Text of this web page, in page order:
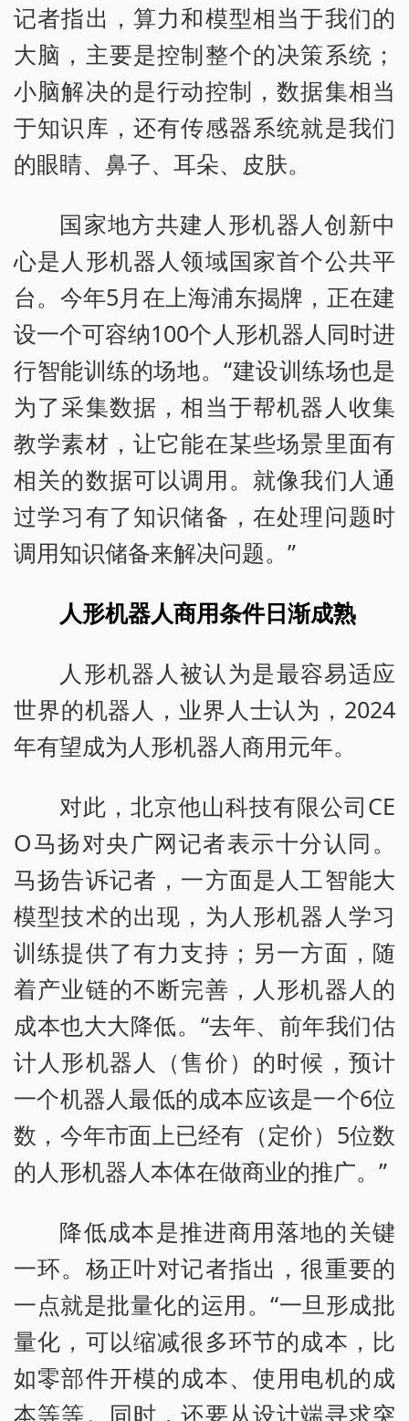
记者指出，算力和模型相当于我们的
大脑，主要是控制整个的决策系统；
小脑解决的是行动控制，数据集相当
于知识库，还有传感器系统就是我们
的眼睛、鼻子、耳朵、皮肤。
国家地方共建人形机器人创新中
心是人形机器人领域国家首个公共平
台。今年5月在上海浦东揭牌，正在建
设一个可容纳100个人形机器人同时进
行智能训练的场地。“建设训练场也是
为了采集数据，相当于帮机器人收集
教学素材，让它能在某些场景里面有
相关的数据可以调用。就像我们人通
过学习有了知识储备，在处理问题时
调用知识储备来解决问题。”
人形机器人商用条件日渐成熟
人形机器人被认为是最容易适应
世界的机器人，业界人士认为，2024
年有望成为人形机器人商用元年。
对此，北京他山科技有限公司CE
O马扬对央广网记者表示十分认同。
马扬告诉记者，一方面是人工智能大
模型技术的出现，为人形机器人学习
训练提供了有力支持；另一方面，随
着产业链的不断完善，人形机器人的
成本也大大降低。“去年、前年我们估
计人形机器人（售价）的时候，预计
一个机器人最低的成本应该是一个6位
数，今年市面上已经有（定价）5位数
的人形机器人本体在做商业的推广。”
降低成本是推进商用落地的关键
一环。杨正叶对记者指出，很重要的
一点就是批量化的运用。“一旦形成批
量化，可以缩减很多环节的成本，比
如零部件开模的成本、使用电机的成
本等等。同时，还要从设计端寻求突